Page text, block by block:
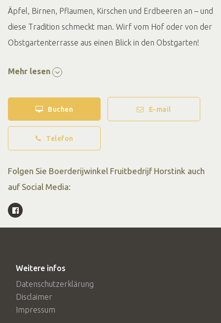
Äpfel, Birnen, Pflaumen, Kirschen und Erdbeeren an – und
diese Tradition schmeckt man. Wirf vom Hof oder von der
Obstgartenterrasse aus einen Blick in den Obstgarten!
Überraschender Hofladen
stimmungsvollen Hofladen verkauft. Neben dem eigenen
Obst findest du in dem geräumigen Laden ein großes
leckersten regionalen Produkte aus dem Achterhoek und
Cider und Marmeladen aus eigener Ernte sind natürlich
besonders beliebt.
In einem alten Kühlraum befindet sich die Ciderij de
Groote Wei, der neueste Zweig des Obstbetriebs
Horstink. Aus Äpfeln und Birnen aus eigener Ernte
Mehr lesen
Buchen E-mail
Telefon
Folgen Sie Boerderijwinkel Fruitbedrijf Horstink auch
auf Social Media:
Weitere infos
Datenschutzerklärung
Disclaimer
Impressum